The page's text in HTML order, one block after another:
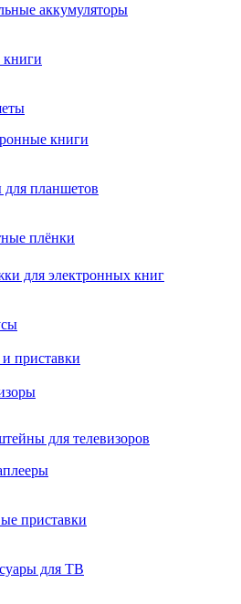
аккумуляторы
книги
планшетов
плёнки
для электронных книг
приставки
для телевизоров
приставки
для ТВ